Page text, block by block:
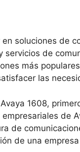
soluciones de
servicios de
más
las
1608,
de
de
de una